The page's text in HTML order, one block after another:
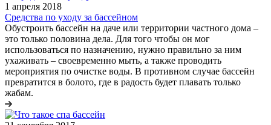
1 апреля 2018
Средства по уходу за бассейном
Обустроить бассейн на даче или территории частного дома –
это только половина дела. Для того чтобы он мог
использоваться по назначению, нужно правильно за ним
ухаживать – своевременно мыть, а также проводить
мероприятия по очистке воды. В противном случае бассейн
превратится в болото, где в радость будет плавать только
жабам.